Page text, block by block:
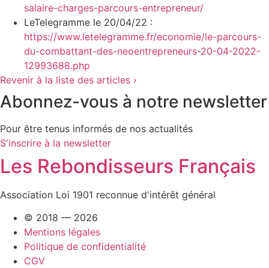
salaire-charges-parcours-entrepreneur/
LeTelegramme le 20/04/22 :
https://www.letelegramme.fr/economie/le-parcours-
du-combattant-des-neoentrepreneurs-20-04-2022-
12993688.php
Revenir à la liste des articles ›
Abonnez-vous à notre newsletter
Pour être tenus informés de nos actualités
S'inscrire à la newsletter
Les Rebondisseurs Français
Association Loi 1901 reconnue d'intérêt général
© 2018 — 2026
Mentions légales
Politique de confidentialité
CGV